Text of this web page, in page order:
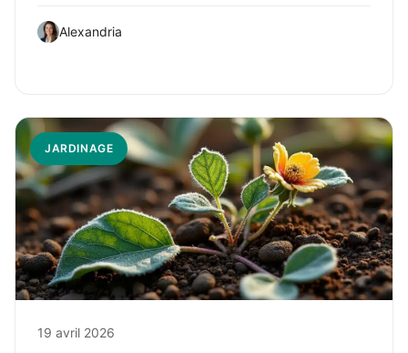
Alexandria
JARDINAGE
19 avril 2026